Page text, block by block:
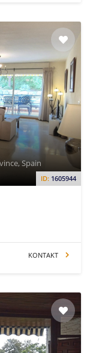
ID: 1605944
Spain
KONTAKT